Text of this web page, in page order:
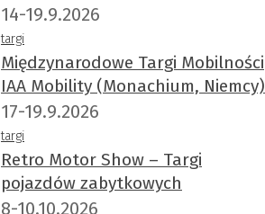
14-19.9.2026
targi
Międzynarodowe Targi Mobilności
IAA Mobility (Monachium, Niemcy)
17-19.9.2026
targi
Retro Motor Show – Targi
pojazdów zabytkowych
8-10.10.2026